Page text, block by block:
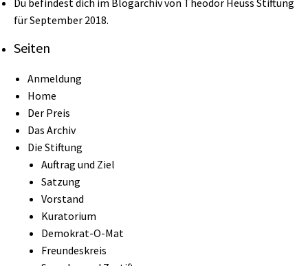
Du befindest dich im Blogarchiv von Theodor Heuss Stiftung
für September 2018.
Seiten
Anmeldung
Home
Der Preis
Das Archiv
Die Stiftung
Auftrag und Ziel
Satzung
Vorstand
Kuratorium
Demokrat-O-Mat
Freundeskreis